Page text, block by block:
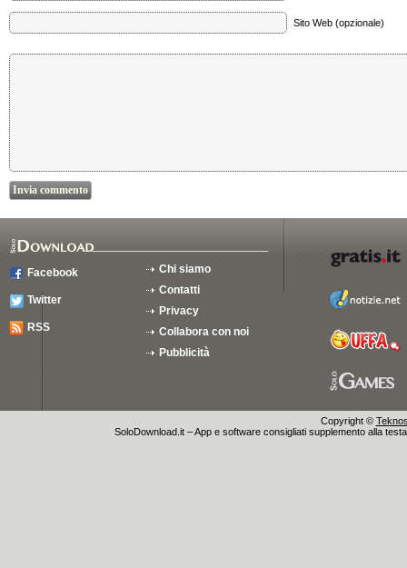
Sito Web (opzionale)
Facebook
Twitter
RSS
Chi siamo
Contatti
Privacy
Collabora con noi
Pubblicità
Copyright ©
SoloDownload.it – App e software consigliati supplemento alla